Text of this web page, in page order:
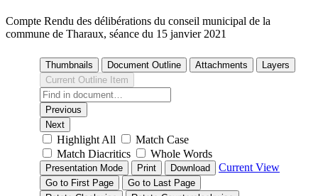
Compte Rendu des délibérations du conseil municipal de la
commune de Tharaux, séance du 15 janvier 2021